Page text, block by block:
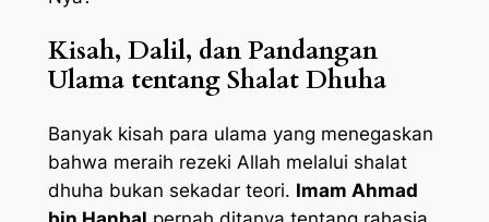
Kisah, Dalil, dan Pandangan
Ulama tentang Shalat Dhuha
Banyak kisah para ulama yang menegaskan
bahwa meraih rezeki Allah melalui shalat
dhuha bukan sekadar teori. Imam Ahmad